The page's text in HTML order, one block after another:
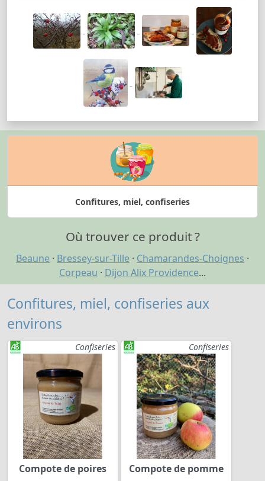
Confitures, miel, confiseries
Où trouver ce produit ?
Beaune · Bressey-sur-Tille · Chamarandes-Choignes ·
Corpeau · Dijon Alix Providence...
Confitures, miel, confiseries aux
environs
Confiseries
Compote de poires
Confiseries
Compote de pomme